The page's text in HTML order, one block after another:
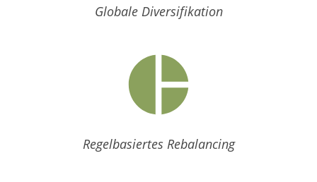
Globale Diversifikation
Regelbasiertes Rebalancing